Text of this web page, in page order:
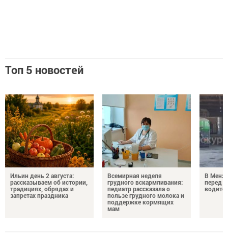
Топ 5 новостей
Ильин день 2 августа:
рассказываем об истории,
традициях, обрядах и
запретах праздника
Всемирная неделя
грудного вскармливания:
педиатр рассказала о
пользе грудного молока и
поддержке кормящих
мам
В
перед